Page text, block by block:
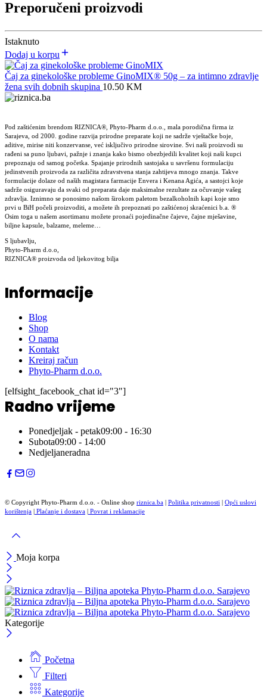
Preporučeni proizvodi
Istaknuto
Dodaj u korpu
Čaj za ginekološke probleme GinoMIX® 50g – za intimno zdravlje
žena svih dobnih skupina 10.50 KM
Pod zaštićenim brendom RIZNICA®, Phyto-Pharm d.o.o., mala porodična firma iz
Sarajeva, od 2000. godine razvija prirodne preparate koji ne sadrže vještačke boje,
aditive, mirise niti konzervanse, već isključivo prirodne sirovine. Svi naši proizvodi su
rađeni sa puno ljubavi, pažnje i znanja kako bismo obezbjedili kvalitet koji naši kupci
prepoznaju od samog početka. Spajanje prirodnih sastojaka u savršenu formulaciju
jedinstvenih proizvoda za različita zdravstvena stanja zahtijeva mnogo znanja. Takve
formulacije dolaze od naših magistara farmacije Envera i Kenana Agića, a sastojci koje
sadrže osiguravaju da svaki od preparata daje maksimalne rezultate za očuvanje vašeg
zdravlja. Iznimno se ponosimo našom širokom paletom bezalkoholnih kapi koje smo
prvi u BiH počeli proizvoditi, a možete ih prepoznati po zaštićenoj skraćenici b.a. ®
Osim toga u našem asortimanu možete pronaći pojedinačne čajeve, čajne mješavine,
biljne kapsule, balzame, meleme…
S ljubavlju,
Phyto-Pharm d.o.o,
RIZNICA® proizvoda od ljekovitog bilja
Informacije
Blog
Shop
O nama
Kontakt
Kreiraj račun
Phyto-Pharm d.o.o.
[elfsight_facebook_chat id="3"]
Radno vrijeme
Ponedjeljak - petak09:00 - 16:30
Subota09:00 - 14:00
Nedjeljaneradna
© Copyright Phyto-Pharm d.o.o. - Online shop riznica.ba Politika privatnosti
Opći uslovi
korištenja
Plaćanje i dostava Povrat i reklamacije
Moja korpa
Kategorije
Početna
Filteri
Kategorije